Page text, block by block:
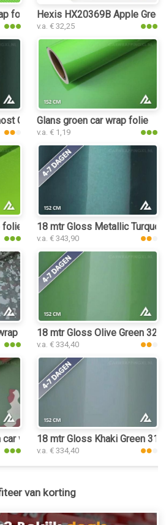
folie Hexis HX20369B Apple
v.a. € 32,25
Green 3083 car wrap folie
Glans groen car wrap folie
v.a. € 1,19
folie 18 mtr Gloss Metallic
v.a. € 343,90
folie18 mtr Gloss Olive Green
v.a. € 334,40
car wrap folie18 mtr Gloss Khaki Green
v.a. € 334,40
van korting